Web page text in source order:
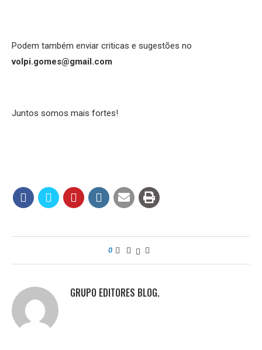
Podem também enviar criticas e sugestões no
volpi.gomes@gmail.com
Juntos somos mais fortes!
0
GRUPO EDITORES BLOG.